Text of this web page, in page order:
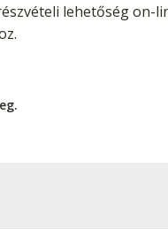
lehetőség on-